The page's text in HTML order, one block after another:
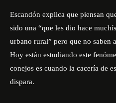
Escandón explica que piensan
sido una “que les dio hace
urbano rural” pero que no saben
Hoy están estudiando este
conejos es cuando la cacería de
dispara.